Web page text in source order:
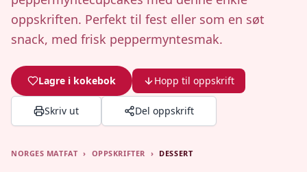
oppskriften. Perfekt til fest eller som en søt
snack, med frisk peppermyntesmak.
Lagre i kokebok Hopp til oppskrift
Skriv ut Del oppskrift
NORGES MATFAT › OPPSKRIFTER › DESSERT